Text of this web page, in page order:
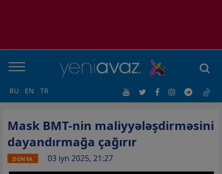
RU EN TR
Mask BMT-nin maliyyələşdirməsini
dayandırmağa çağırır
DÜNYA 03 iyn 2025, 21:27